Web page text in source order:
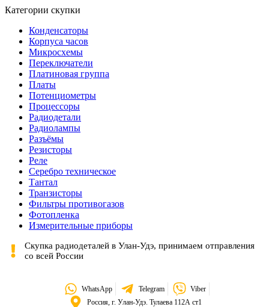
Категории скупки
Конденсаторы
Корпуса часов
Микросхемы
Переключатели
Платиновая группа
Платы
Потенциометры
Процессоры
Радиодетали
Радиолампы
Разъёмы
Резисторы
Реле
Серебро техническое
Тантал
Транзисторы
Фильтры противогазов
Фотопленка
Измерительные приборы
Скупка радиодеталей в Улан-Удэ, принимаем отправления
со всей России
WhatsApp Telegram
Viber
Россия, г. Улан-Удэ. Тулаева 112А ст1